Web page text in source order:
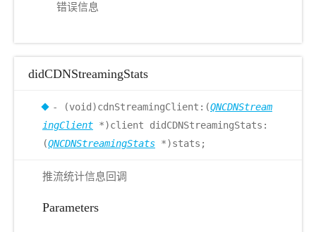
错误信息
didCDNStreamingStats
- (void)cdnStreamingClient:(QNCDNStream
ingClient *)client didCDNStreamingStats:
(QNCDNStreamingStats *)stats;
推流统计信息回调
Parameters